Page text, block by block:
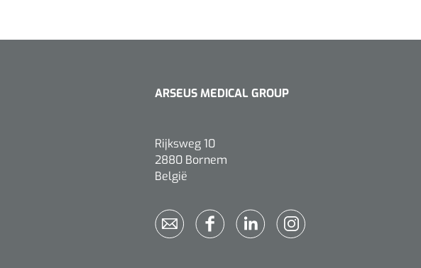
ARSEUS MEDICAL GROUP
Rijksweg 10
2880 Bornem
België